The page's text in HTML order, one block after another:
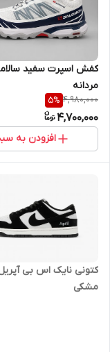
کفش اسپرت سفید
مردانه
4,980,000
5%
4,700,000
افزودن به
کتونی نایک اس بی
مشکی